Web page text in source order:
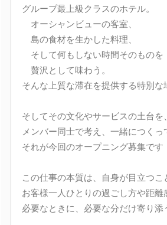
グループ最上級クラスのホテル。
オーシャンビューの客室、
島の食材を生かした料理、
そして何もしない時間そのものを
贅沢として味わう。
そんな上質な滞在を提供する特別な
そしてその文化やサービスの土台を、
メンバー同士で考え、一緒につくっ
それが今回のオープニング募集です
この仕事の本質は、自身が目立つこ
お客様一人ひとりの過ごし方や距離
必要なときに、必要な分だけ寄り添